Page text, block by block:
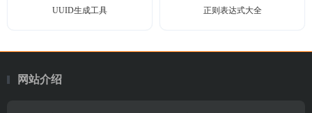
UUID生成工具 正则表达式大全
网站介绍